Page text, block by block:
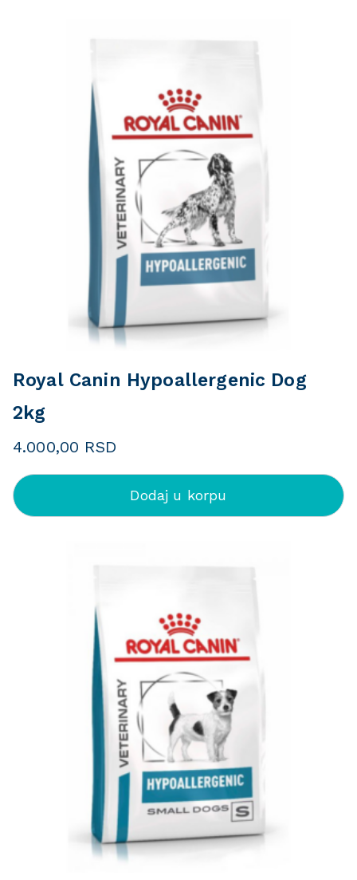
Royal Canin Hypoallergenic Dog
2kg
4.000,00 RSD
Dodaj u korpu